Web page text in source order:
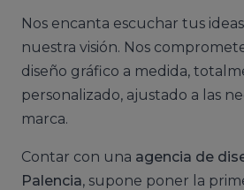
Nos encanta escuchar tus
nuestra visión. Nos
diseño gráfico a medida,
personalizado, ajustado a las
marca.
Contar con una agencia de
Palencia, supone poner la